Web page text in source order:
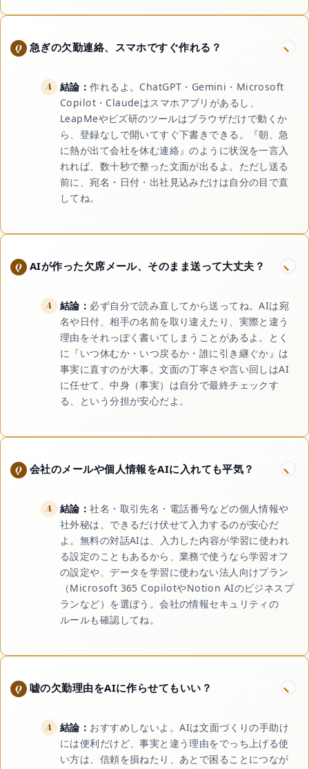
急ぎの欠勤連絡、スマホですぐ作れる？
結論：作れるよ。ChatGPT・Gemini・Microsoft
Copilot・Claudeはスマホアプリがあるし、
LeapMeやビズ研のツールはブラウザだけで動くか
ら、登録なしで開いてすぐ下書きできる。『朝、急
に熱が出て会社を休む連絡』のように状況を一言入
れれば、数十秒で整った文面が出るよ。ただし送る
前に、宛名・日付・出社見込みだけは自分の目で直
してね。
AIが作った欠席メール、そのまま送って大丈夫？
結論： 必ず自分で読み直してから送ってね。AIは宛
名や日付、相手の名前を取り違えたり、実際と違う
理由をそれっぽく書いてしまうことがあるよ。とく
に『いつ休むか・いつ戻るか・誰に引き継ぐか』は
事実に直すのが大事。文面の丁寧さや言い回しはAI
に任せて、中身（事実）は自分で最終チェックす
る、という分担が安心だよ。
会社のメールや個人情報をAIに入れても平気？
結論：社名・取引先名・電話番号などの個人情報や
社外秘は、できるだけ伏せて入力するのが安心だ
よ。無料の対話AIは、入力した内容が学習に使われ
る設定のこともあるから、業務で使うなら学習オフ
の設定や、データを学習に使わない法人向けプラン
（Microsoft 365 CopilotやNotion AIのビジネスプ
ランなど）を選ぼう。会社の情報セキュリティの
ルールも確認してね。
嘘の欠勤理由をAIに作らせてもいい？
結論： おすすめしないよ。AIは文面づくりの手助け
には便利だけど、事実と違う理由をでっち上げる使
い方は、信頼を損ねたり、あとで困ることにつなが